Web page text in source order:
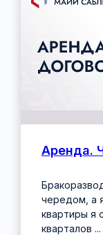
Аренда.
чередом, а
квартиры я
кварталов ...